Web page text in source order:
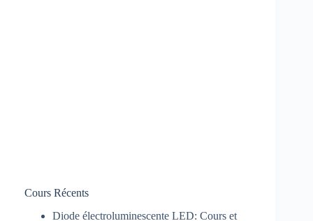
Cours Récents
Diode électroluminescente LED: Cours et